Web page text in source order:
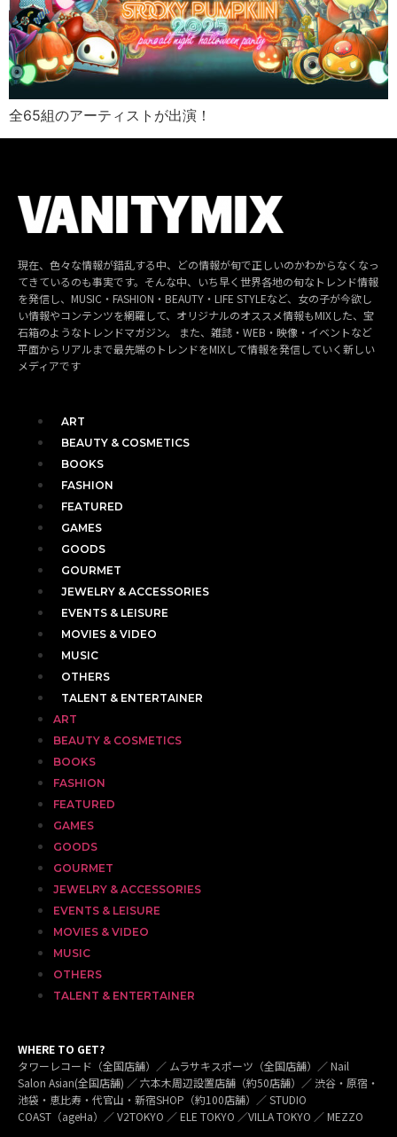
全65組のアーティストが出演！
現在、色々な情報が錯乱する中、どの情報が旬で正しいのかわからなくなっ
てきているのも事実です。そんな中、いち早く世界各地の旬なトレンド情報
を発信し、MUSIC・FASHION・BEAUTY・LIFE STYLEなど、女の子が今欲し
い情報やコンテンツを網羅して、オリジナルのオススメ情報もMIXした、宝
石箱のようなトレンドマガジン。 また、雑誌・WEB・映像・イベントなど
平面からリアルまで最先端のトレンドをMIXして情報を発信していく新しい
メディアです
ART
BEAUTY & COSMETICS
BOOKS
FASHION
FEATURED
GAMES
GOODS
GOURMET
JEWELRY & ACCESSORIES
EVENTS & LEISURE
MOVIES & VIDEO
MUSIC
OTHERS
TALENT & ENTERTAINER
ART
BEAUTY & COSMETICS
BOOKS
FASHION
FEATURED
GAMES
GOODS
GOURMET
JEWELRY & ACCESSORIES
EVENTS & LEISURE
MOVIES & VIDEO
MUSIC
OTHERS
TALENT & ENTERTAINER
WHERE TO GET?
タワーレコード（全国店舗）／ ムラサキスポーツ（全国店舗）／ Nail
Salon Asian(全国店舗) ／ 六本木周辺設置店舗（約50店舗）／ 渋谷・原宿・
池袋・恵比寿・代官山・新宿SHOP（約100店舗）／ STUDIO
COAST（ageHa）／ V2TOKYO ／ ELE TOKYO ／VILLA TOKYO ／ MEZZO